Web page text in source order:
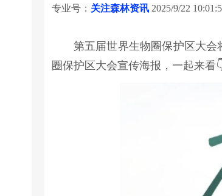
专业号： 关注森林资讯 2025/9/22
第五届世界生物圈保护区大会
圈保护区大会宣传海报，一起来看